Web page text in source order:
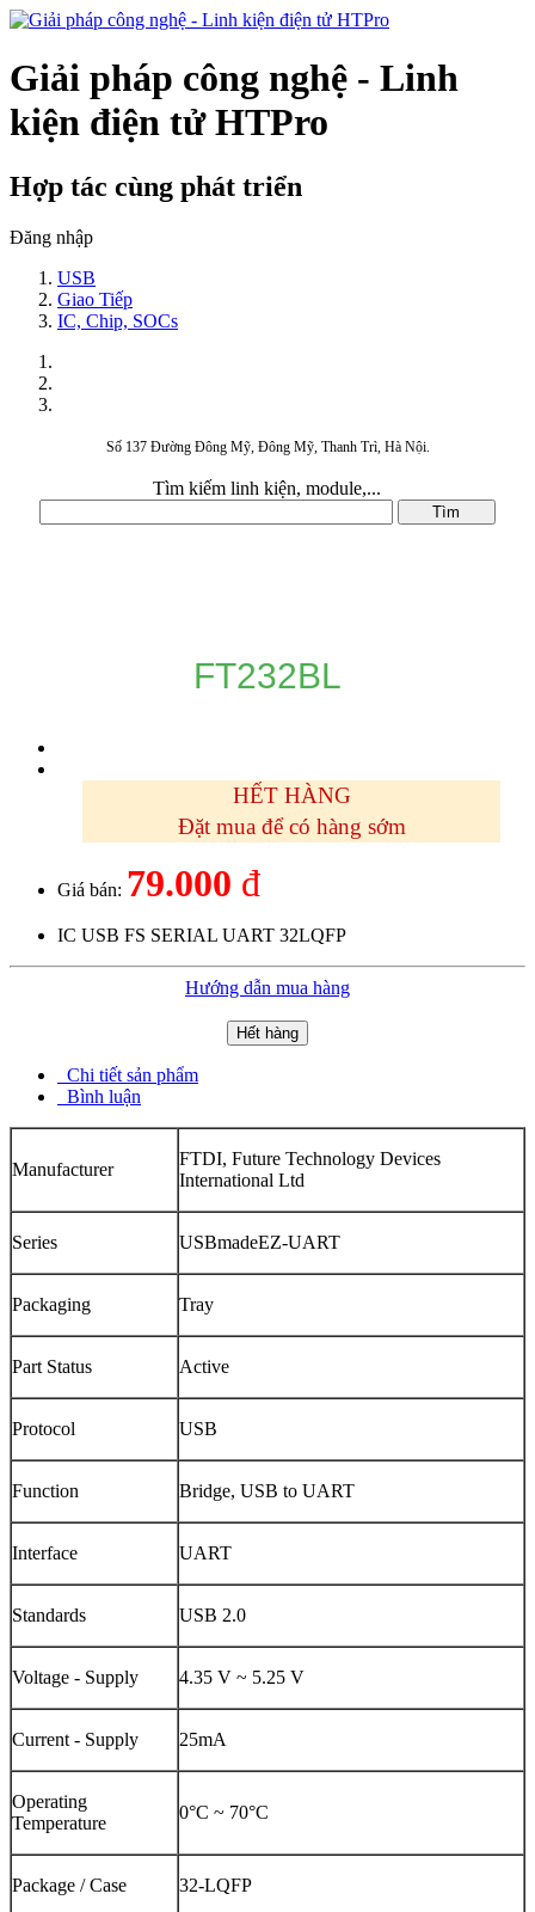
Giải pháp công nghệ - Linh
kiện điện tử HTPro
Hợp tác cùng phát triển
Đăng nhập
USB
Giao Tiếp
IC, Chip, SOCs
Số 137 Đường Đông Mỹ, Đông Mỹ, Thanh Trì, Hà Nội.
Tìm kiếm linh kiện, module,...
FT232BL
HẾT HÀNG
Đặt mua để có hàng sớm
Giá bán: 79.000 đ
IC USB FS SERIAL UART 32LQFP
Hướng dẫn mua hàng
Hết hàng
Chi tiết sản phẩm
Bình luận
Manufacturer
FTDI, Future Technology Devices
International Ltd
Series USBmadeEZ-UART
Packaging Tray
Part Status Active
Protocol USB
Function Bridge, USB to UART
Interface UART
Standards USB 2.0
Voltage - Supply 4.35 V ~ 5.25 V
Current - Supply 25mA
Operating
Temperature
0°C ~ 70°C
Package / Case 32-LQFP